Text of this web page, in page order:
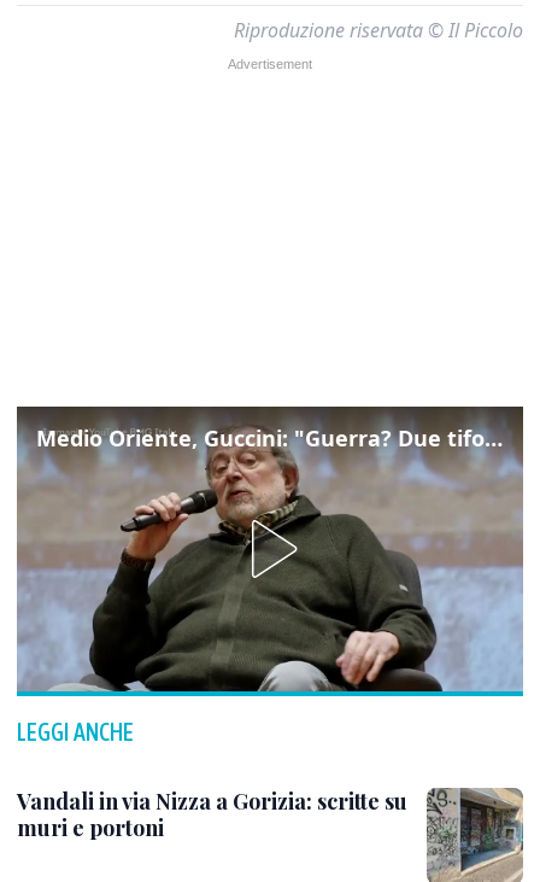
Riproduzione riservata © Il Piccolo
Medio Oriente, Guccini: "Guerra? Due tifoserie che si urlano contro e dimenticano vittime"
LEGGI ANCHE
Vandali in via Nizza a Gorizia: scritte su
muri e portoni